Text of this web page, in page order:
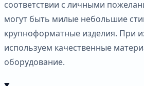
соответствии с личными
могут быть милые небольшие
крупноформатные изделия. При
используем качественные
оборудование.